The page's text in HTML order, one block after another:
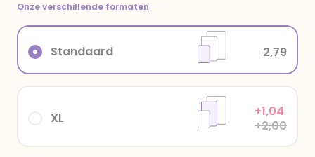
Onze verschillende formaten
XL
+1,04
+2,00
Standaard 2,79